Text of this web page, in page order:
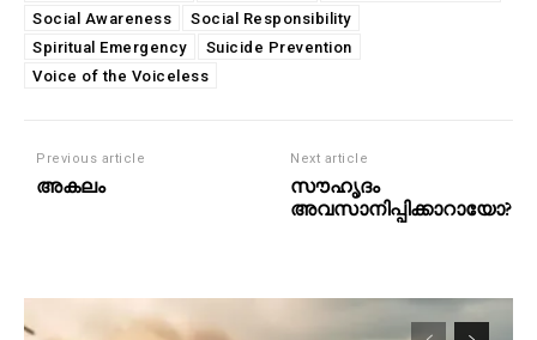
Social Awareness
Social Responsibility
Spiritual Emergency
Suicide Prevention
Voice of the Voiceless
Previous article
അകലം
Next article
സൗഹൃദം
അവസാനിപ്പിക്കാറായോ?